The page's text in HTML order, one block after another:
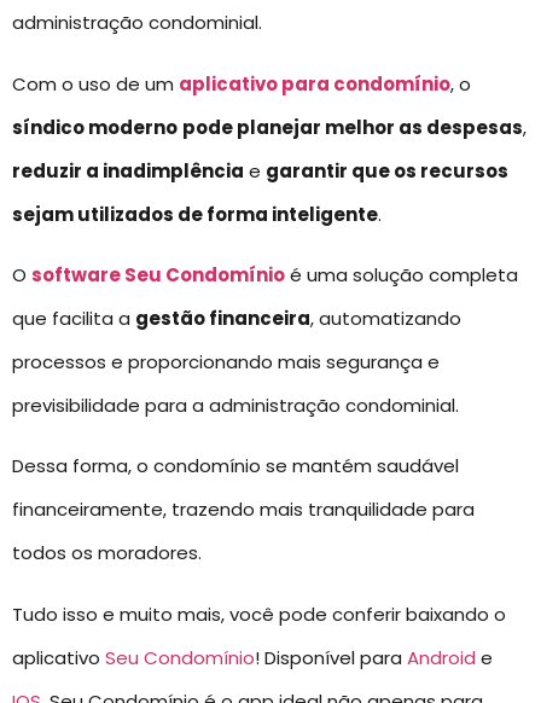
administração condominial.
Com o uso de um aplicativo para condomínio, o
síndico moderno pode planejar melhor as despesas,
reduzir a inadimplência e garantir que os recursos
sejam utilizados de forma inteligente.
O software Seu Condomínioé uma solução completa
que facilita a gestão financeira, automatizando
processos e proporcionando mais segurança e
previsibilidade para a administração condominial.
Dessa forma, o condomínio se mantém saudável
financeiramente, trazendo mais tranquilidade para
todos os moradores.
Tudo isso e muito mais, você pode conferir baixando o
aplicativo Seu Condomínio! Disponível para Android e